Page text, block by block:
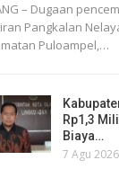
– Dugaan
Pangkalan
Puloampel,…
Rp1,3
Biaya…
7 Agu 2026